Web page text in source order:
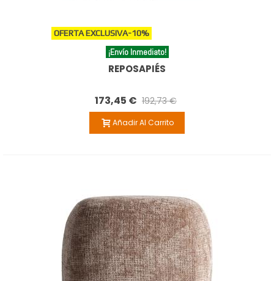
OFERTA EXCLUSIVA-10%
¡Envío Inmediato!
REPOSAPIÉS
173,45 € 192,73 €
Añadir Al Carrito